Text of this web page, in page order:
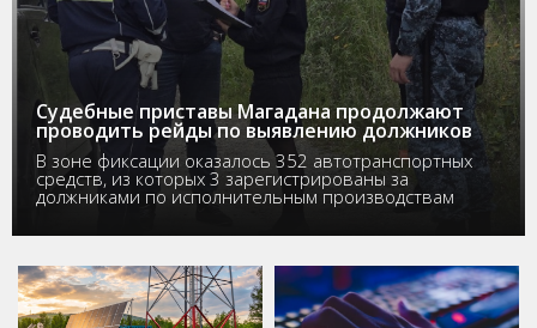
Судебные приставы Магадана продолжают
проводить рейды по выявлению должников
В зоне фиксации оказалось 352 автотранспортных
средств, из которых 3 зарегистрированы за
должниками по исполнительным производствам